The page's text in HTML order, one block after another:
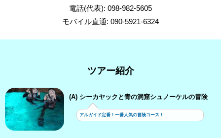
電話(代表): 098-982-5605
モバイル直通: 090-5921-6324
ツアー紹介
(A) シーカヤックと青の洞窟シュノーケルの冒険
アルガイド定番！一番人気の冒険コース！